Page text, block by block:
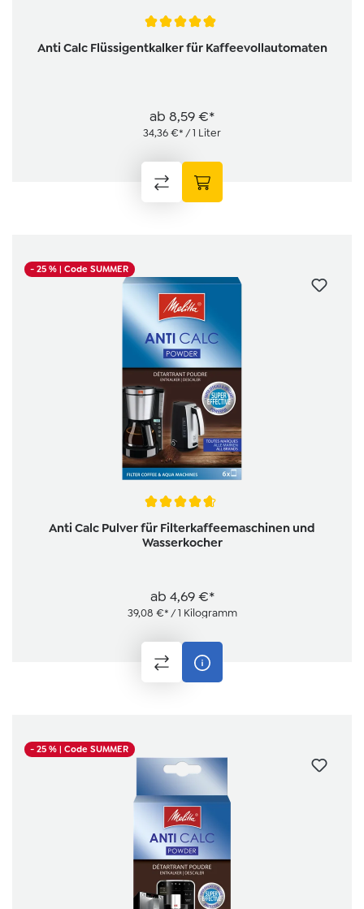
Durchschnittliche Bewertung von 4.8 von 5 Sternen
Anti Calc Flüssigentkalker für Kaffeevollautomaten
ab 8,59 €*
34,36 €* / 1 Liter
- 25 %| Code SUMMER
Durchschnittliche Bewertung von 4.7 von 5 Sternen
Anti Calc Pulver für Filterkaffeemaschinen und
Wasserkocher
ab 4,69 €*
39,08 €* / 1 Kilogramm
- 25 %| Code SUMMER